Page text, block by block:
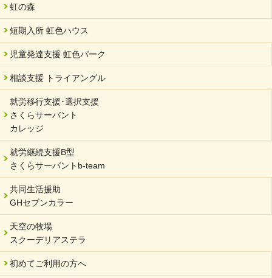
中学生向けのフリースクール「可茂自悠学舎」開設
2024/04/01
を開催しました。
2024/02/20
2024/02/02
岐阜県 ワーク・ライフ・バランス推進エクセレント企業認定
2024/01/15
令和6年能登半島地震被災者支援において
2023/12/29
年末年始のお知らせ
2023/12/18
北方支店・保護者交流会「収穫祭」
2023/11/08
オンラインショップを開設しました
2023/10/20
虹の森
短期入所 虹色ハウス
児童発達支援 虹色パーク
相談支援 トライアングル
就労移行支援･選択支援
さくらサーバント
カレッジ
就労継続支援B型
さくらサーバントb-team
共同生活援助
GHセブンカラー
天空の牧場
スクーデリアステラ
初めてご利用の方へ